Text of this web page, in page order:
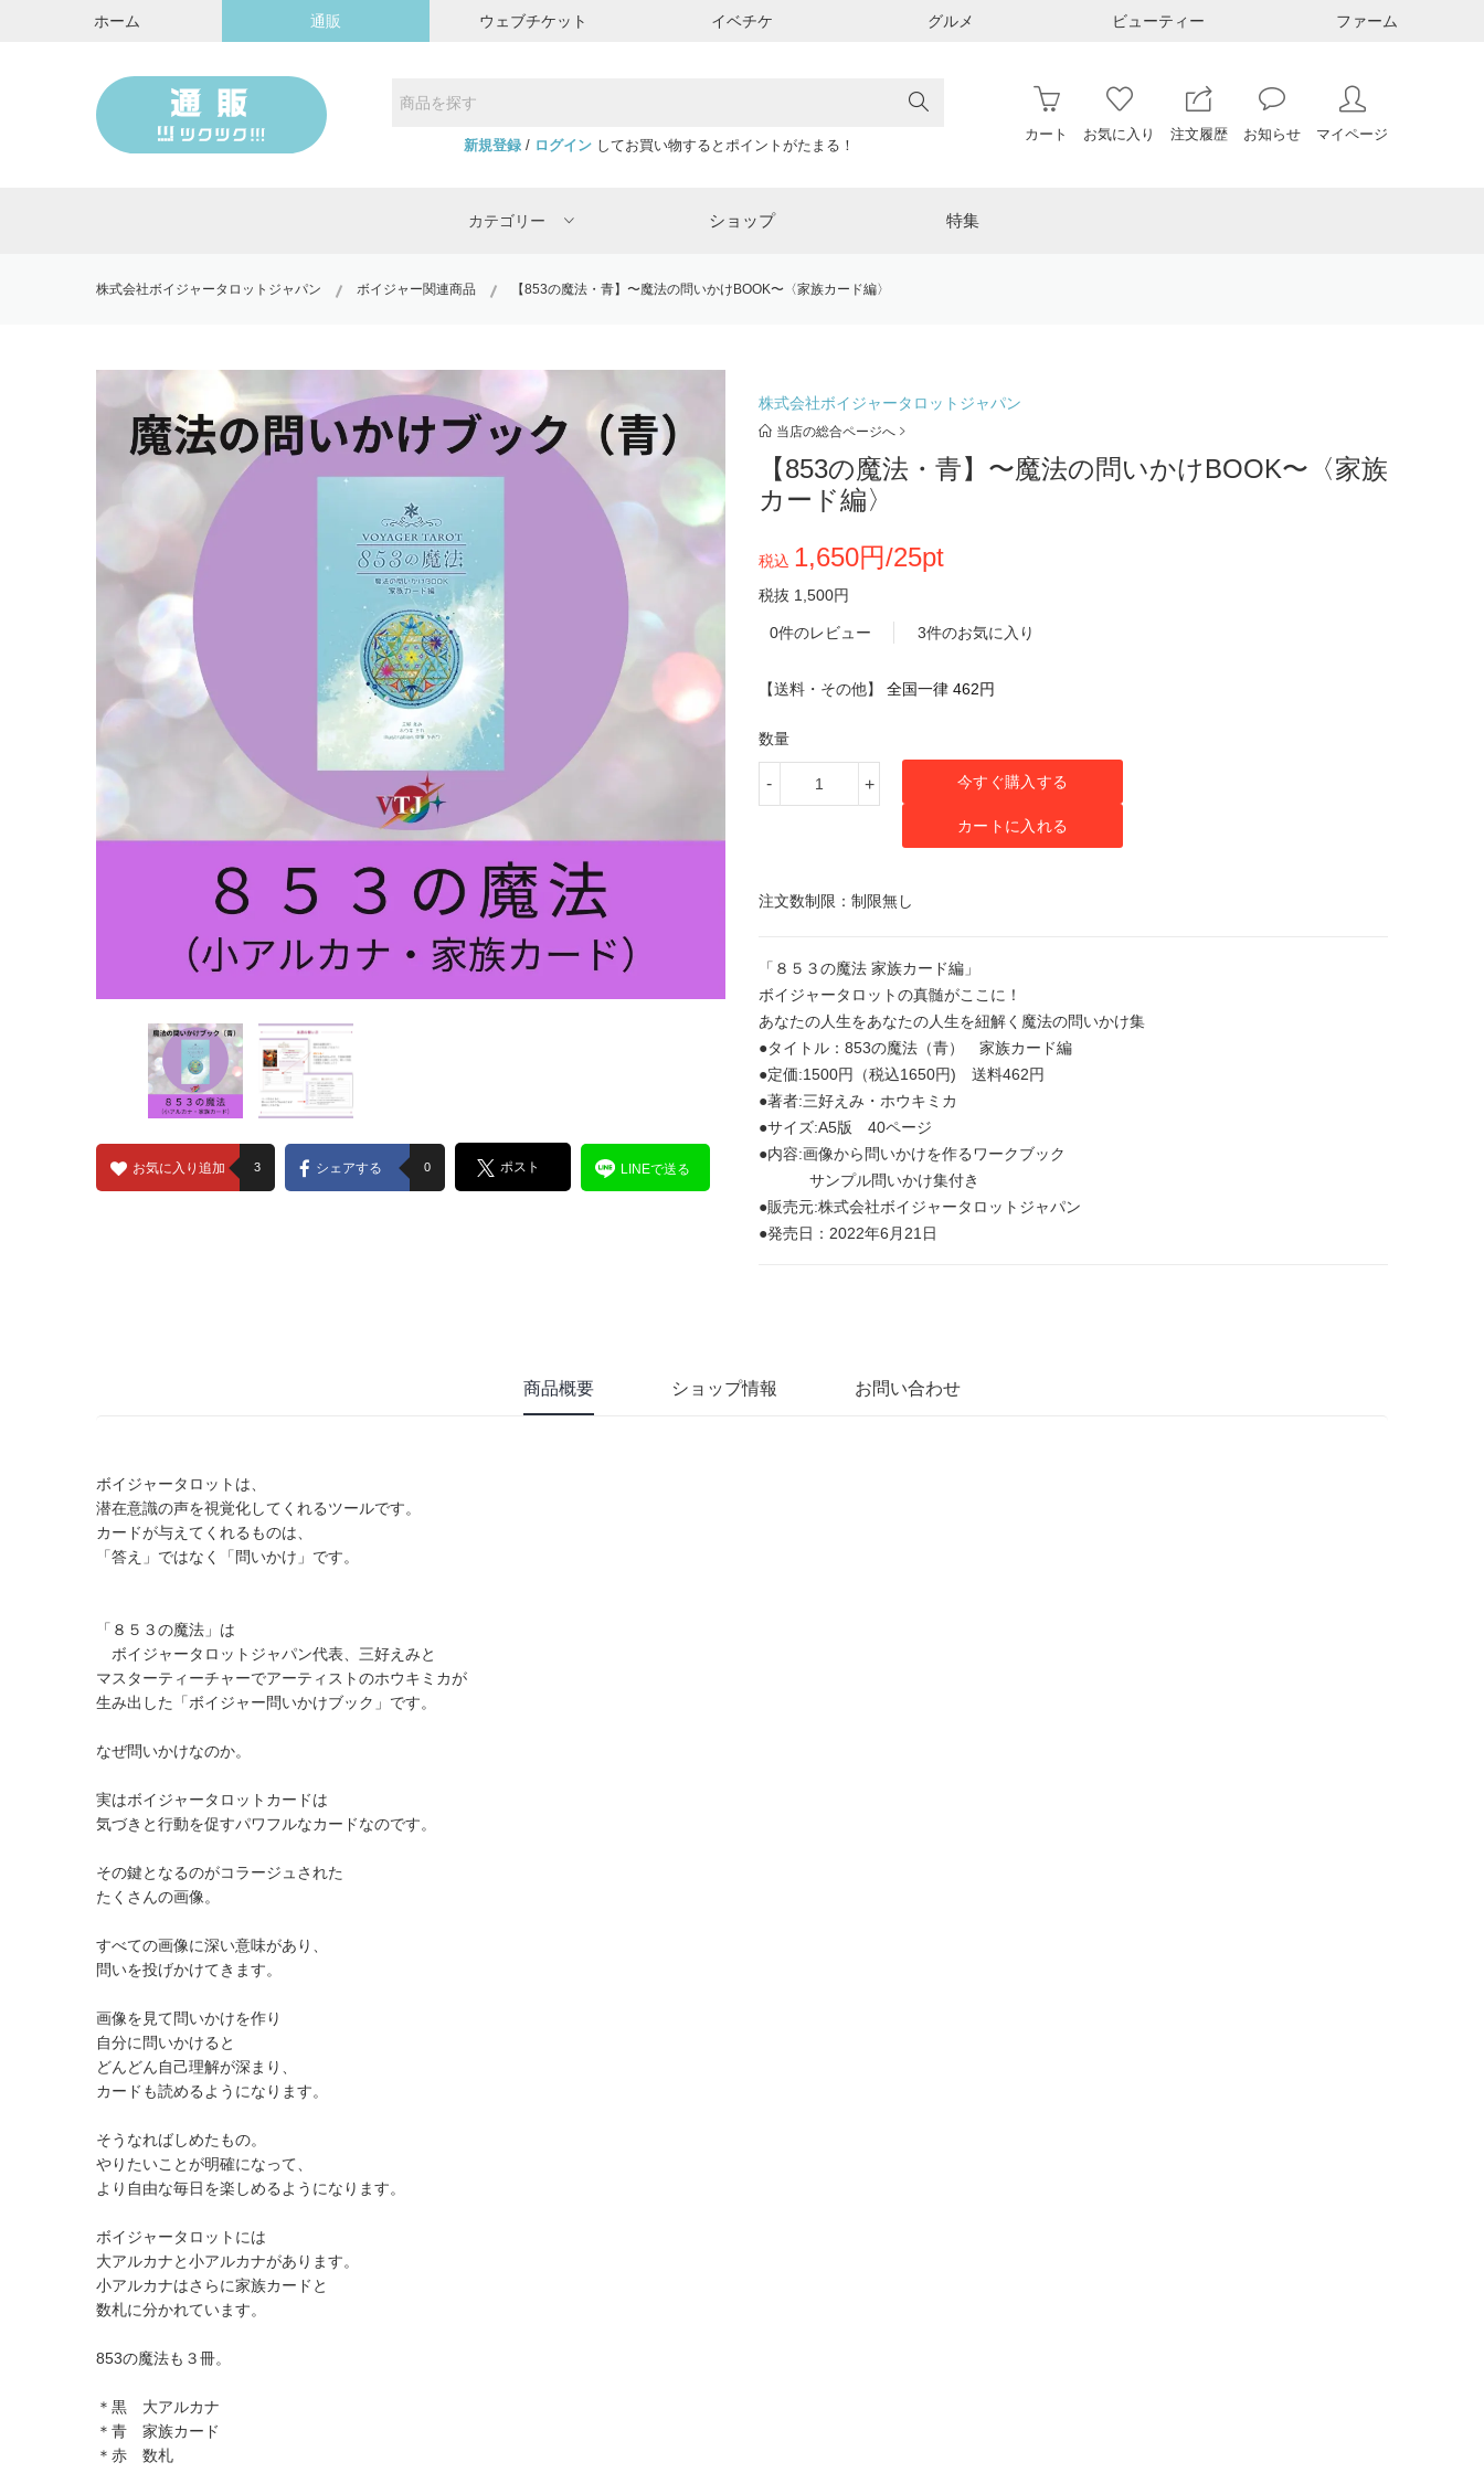
ホーム 通販 ウェブチケット イベチケ グルメ ビューティー ファーム
新規登録/ ログインしてお買い物するとポイントがたまる！
カート お気に入り 注文履歴 お知らせ マイページ
カテゴリー ショップ 特集
株式会社ボイジャータロットジャパン ボイジャー関連商品 【853の魔法・青】〜魔法の問いかけBOOK〜〈家族カード編〉
お気に入り追加 3 シェアする 0 ポスト LINEで送る
株式会社ボイジャータロットジャパン
当店の総合ページへ
【853の魔法・青】〜魔法の問いかけBOOK〜〈家族
カード編〉
税込 1,650円/25pt
税抜 1,500円
0件のレビュー 3件のお気に入り
【送料・その他】 全国一律 462円
数量
- + 今すぐ購入する
カートに入れる
注文数制限：制限無し
「８５３の魔法 家族カード編」
ボイジャータロットの真髄がここに！
あなたの人生をあなたの人生を紐解く魔法の問いかけ集
●タイトル：853の魔法（青） 家族カード編
●定価:1500円（税込1650円) 送料462円
●著者:三好えみ・ホウキミカ
●サイズ:A5版 40ページ
●内容:画像から問いかけを作るワークブック
サンプル問いかけ集付き
●販売元:株式会社ボイジャータロットジャパン
●発売日：2022年6月21日
商品概要 ショップ情報 お問い合わせ
ボイジャータロットは、
潜在意識の声を視覚化してくれるツールです。
カードが与えてくれるものは、
「答え」ではなく「問いかけ」です。
「８５３の魔法」は
ボイジャータロットジャパン代表、三好えみと
マスターティーチャーでアーティストのホウキミカが
生み出した「ボイジャー問いかけブック」です。
なぜ問いかけなのか。
実はボイジャータロットカードは
気づきと行動を促すパワフルなカードなのです。
その鍵となるのがコラージュされた
たくさんの画像。
すべての画像に深い意味があり、
問いを投げかけてきます。
画像を見て問いかけを作り
自分に問いかけると
どんどん自己理解が深まり、
カードも読めるようになります。
そうなればしめたもの。
やりたいことが明確になって、
より自由な毎日を楽しめるようになります。
ボイジャータロットには
大アルカナと小アルカナがあります。
小アルカナはさらに家族カードと
数札に分かれています。
853の魔法も３冊。
＊黒 大アルカナ
＊青 家族カード
＊赤 数札